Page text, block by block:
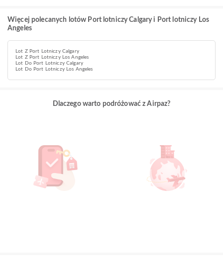
Więcej polecanych lotów Port lotniczy Calgary i Port lotniczy Los
Angeles
Lot Z Port Lotniczy Calgary
Lot Z Port Lotniczy Los Angeles
Lot Do Port Lotniczy Calgary
Lot Do Port Lotniczy Los Angeles
Dlaczego warto podróżować z Airpaz?